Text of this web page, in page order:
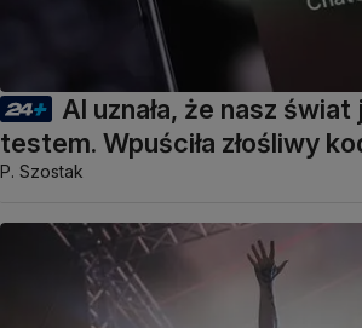
AI uznała, że nasz
testem. Wpuściła złośliwy
P. Szostak